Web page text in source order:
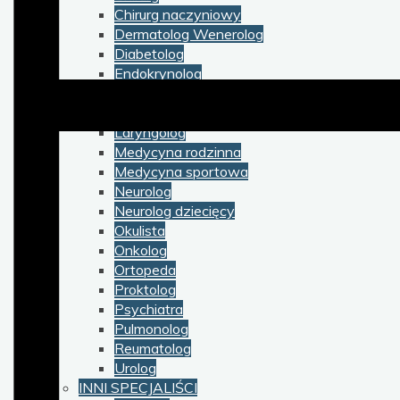
Chirurg naczyniowy
Dermatolog Wenerolog
Diabetolog
Endokrynolog
Laryngolog
Medycyna rodzinna
Medycyna sportowa
Neurolog
Neurolog dziecięcy
Okulista
Onkolog
Ortopeda
Proktolog
Psychiatra
Pulmonolog
Reumatolog
Urolog
INNI SPECJALIŚCI